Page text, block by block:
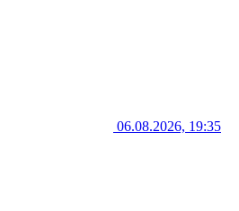
06.08.2026, 19:35